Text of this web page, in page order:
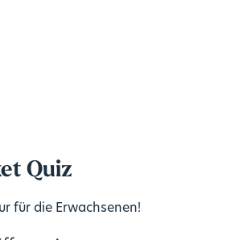
Quiz
für die Erwachsenen!